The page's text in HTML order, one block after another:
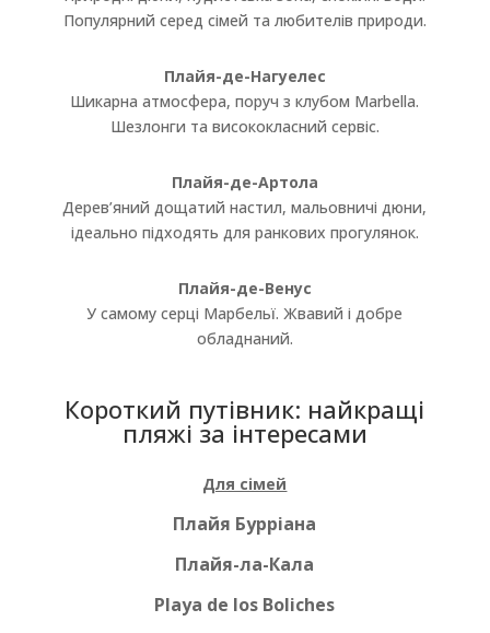
Популярний серед сімей та любителів природи.
Плайя-де-Нагуелес
Шикарна атмосфера, поруч з клубом Marbella.
Шезлонги та висококласний сервіс.
Плайя-де-Артола
Дерев’яний дощатий настил, мальовничі дюни,
ідеально підходять для ранкових прогулянок.
Плайя-де-Венус
У самому серці Марбельї. Жвавий і добре
обладнаний.
Короткий путівник: найкращі
пляжі за інтересами
Для сімей
Плайя Бурріана
Плайя-ла-Кала
Playa de los Boliches